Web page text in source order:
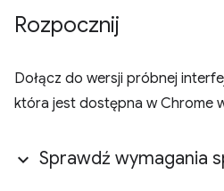
Rozpocznij
Dołącz do wersji próbnej
która jest dostępna w Chrome
Sprawdź wymagania